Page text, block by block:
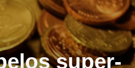
super-